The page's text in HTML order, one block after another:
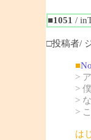
■1051 /
□投稿者/
■
>
>
>
>
は